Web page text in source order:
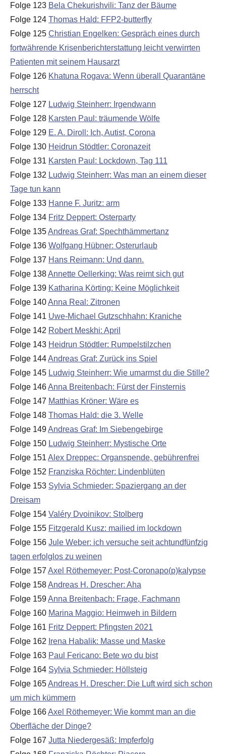
Folge 123 Bela Chekurishvili: Tanz der Bäume
Folge 124 Thomas Hald: FFP2-butterfly
Folge 125 Christian Engelken: Gespräch eines durch
fortwährende Krisenberichterstattung leicht verwirrten
Patienten mit seinem Hausarzt
Folge 126 Khatuna Rogava: Wenn überall Quarantäne
herrscht
Folge 127 Ludwig Steinherr: Irgendwann
Folge 128 Karsten Paul: träumende Wölfe
Folge 129 E. A. Diroll: Ich, Autist, Corona
Folge 130 Heidrun Stödtler: Coronazeit
Folge 131 Karsten Paul: Lockdown, Tag 111
Folge 132 Ludwig Steinherr: Was man an einem dieser
Tage tun kann
Folge 133 Hanne F. Juritz: arm
Folge 134 Fritz Deppert: Osterparty
Folge 135Andreas Graf: Spechthämmertanz
Folge 136 Wolfgang Hübner: Osterurlaub
Folge 137 Hans Reimann: Und dann.
Folge 138Annette Oellerking: Was reimt sich gut
Folge 139 Katharina Körting: Keine Möglichkeit
Folge 140Anna Real: Zitronen
Folge 141 Uwe-Michael Gutzschhahn: Kraniche
Folge 142 Robert Meskhi: April
Folge 143 Heidrun Stödtler: Rumpelstilzchen
Folge 144Andreas Graf: Zurück ins Spiel
Folge 145 Ludwig Steinherr: Wie umarmst du die Stille?
Folge 146Anna Breitenbach: Fürst der Finsternis
Folge 147 Matthias Kröner: Wäre es
Folge 148 Thomas Hald: die 3. Welle
Folge 149Andreas Graf: Im Siebengebirge
Folge 150 Ludwig Steinherr: Mystische Orte
Folge 151 Alex Dreppec: Organspende, gebührenfrei
Folge 152 Franziska Röchter: Lindenblüten
Folge 153 Sylvia Schmieder: Spaziergang an der
Dreisam
Folge 154 Valéry Dvoinikov: Stolberg
Folge 155 Fitzgerald Kusz: mailied im lockdown
Folge 156 Jule Weber: ich versuche seit achtundfünfzig
tagen erfolglos zu weinen
Folge 157 Axel Röthemeyer: Post-Coronapo(p)kalypse
Folge 158Andreas H. Drescher: Aha
Folge 159Anna Breitenbach: Frage, Fachmann
Folge 160 Marina Maggio: Heimweh in Bildern
Folge 161 Fritz Deppert: Pfingsten 2021
Folge 162 Irena Habalik: Masse und Maske
Folge 163 Paul Fericano: Bete wo du bist
Folge 164 Sylvia Schmieder: Höllsteig
Folge 165Andreas H. Drescher: Die Luft wird sich schon
um mich kümmern
Folge 166Axel Röthemeyer: Wie kommt man an die
Oberfläche der Dinge?
Folge 167 Jutta Niedergesäß: Impferfolg